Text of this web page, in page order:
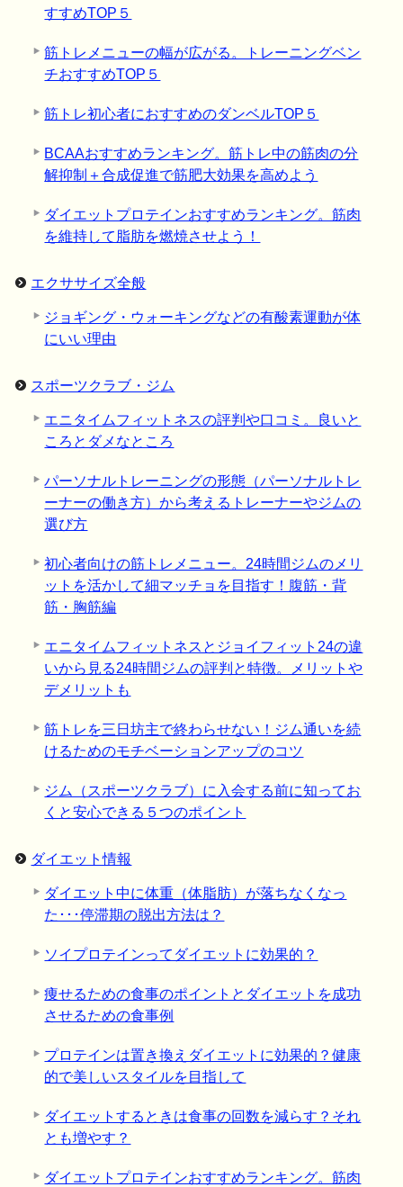
すすめTOP５
筋トレメニューの幅が広がる。トレーニングベン
チおすすめTOP５
筋トレ初心者におすすめのダンベルTOP５
BCAAおすすめランキング。筋トレ中の筋肉の分
解抑制＋合成促進で筋肥大効果を高めよう
ダイエットプロテインおすすめランキング。筋肉
を維持して脂肪を燃焼させよう！
エクササイズ全般
ジョギング・ウォーキングなどの有酸素運動が体
にいい理由
スポーツクラブ・ジム
エニタイムフィットネスの評判や口コミ。良いと
ころとダメなところ
パーソナルトレーニングの形態（パーソナルトレ
ーナーの働き方）から考えるトレーナーやジムの
選び方
初心者向けの筋トレメニュー。24時間ジムのメリ
ットを活かして細マッチョを目指す！腹筋・背
筋・胸筋編
エニタイムフィットネスとジョイフィット24の違
いから見る24時間ジムの評判と特徴。メリットや
デメリットも
筋トレを三日坊主で終わらせない！ジム通いを続
けるためのモチベーションアップのコツ
ジム（スポーツクラブ）に入会する前に知ってお
くと安心できる５つのポイント
ダイエット情報
ダイエット中に体重（体脂肪）が落ちなくなっ
た･･･停滞期の脱出方法は？
ソイプロテインってダイエットに効果的？
痩せるための食事のポイントとダイエットを成功
させるための食事例
プロテインは置き換えダイエットに効果的？健康
的で美しいスタイルを目指して
ダイエットするときは食事の回数を減らす？それ
とも増やす？
ダイエットプロテインおすすめランキング。筋肉